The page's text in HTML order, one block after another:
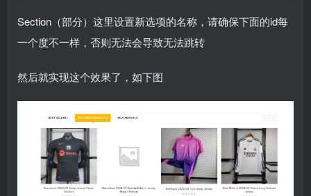
Section（部分）这里设置新选项的名称，请确保下面的id每
一个度不一样，否则无法会导致无法跳转
然后就实现这个效果了，如下图